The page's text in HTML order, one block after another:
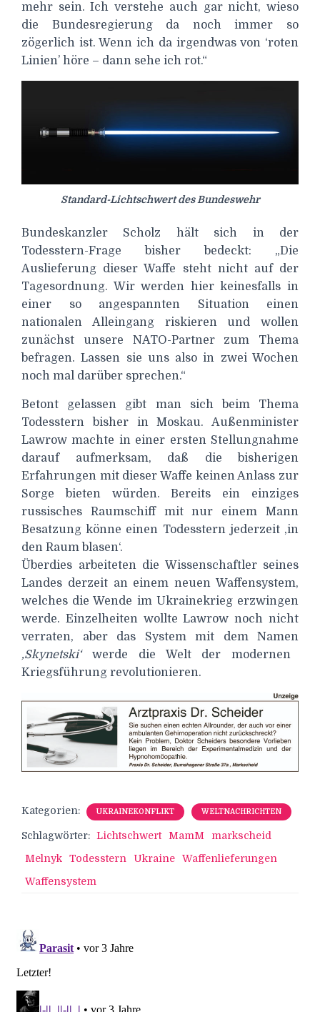
mehr sein. Ich verstehe auch gar nicht, wieso
die Bundesregierung da noch immer so
zögerlich ist. Wenn ich da irgendwas von ‘roten
Linien’ höre – dann sehe ich rot.“
Standard-Lichtschwert des Bundeswehr
Bundeskanzler Scholz hält sich in der
Todesstern-Frage bisher bedeckt: „Die
Auslieferung dieser Waffe steht nicht auf der
Tagesordnung. Wir werden hier keinesfalls in
einer so angespannten Situation einen
nationalen Alleingang riskieren und wollen
zunächst unsere NATO-Partner zum Thema
befragen. Lassen sie uns also in zwei Wochen
noch mal darüber sprechen.“
Betont gelassen gibt man sich beim Thema
Todesstern bisher in Moskau. Außenminister
Lawrow machte in einer ersten Stellungnahme
darauf aufmerksam, daß die bisherigen
Erfahrungen mit dieser Waffe keinen Anlass zur
Sorge bieten würden. Bereits ein einziges
russisches Raumschiff mit nur einem Mann
Besatzung könne einen Todesstern jederzeit ‚in
den Raum blasen‘.
Überdies arbeiteten die Wissenschaftler seines
Landes derzeit an einem neuen Waffensystem,
welches die Wende im Ukrainekrieg erzwingen
werde. Einzelheiten wollte Lawrow noch nicht
verraten, aber das System mit dem Namen
‚Skynetski‘ werde die Welt der modernen
Kriegsführung revolutionieren.
Kategorien: UKRAINEKONFLIKT WELTNACHRICHTEN
Schlagwörter: Lichtschwert MamM
markscheid
Melnyk
Todesstern Ukraine
Waffenlieferungen
Waffensystem